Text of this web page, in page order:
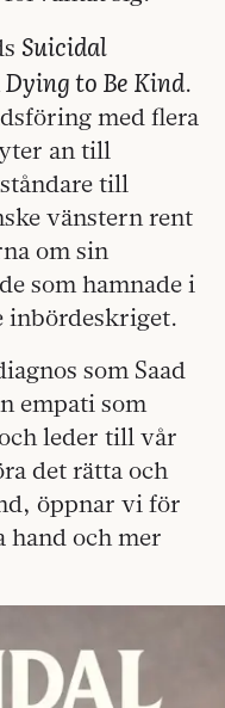
Suicidal
Dying to Be Kind.
med flera
an till
till
vänstern rent
om sin
som hamnade i
inbördeskriget.
som Saad
empati som
leder till vår
det rätta och
öppnar vi för
hand och mer